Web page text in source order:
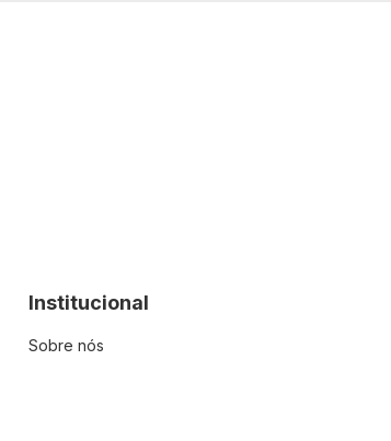
Institucional
Sobre nós